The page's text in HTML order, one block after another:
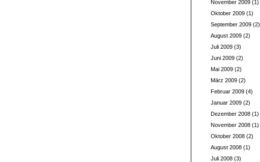
November 2009(1)
Oktober 2009(1)
September 2009(2)
August 2009(2)
Juli 2009(3)
Juni 2009(2)
Mai 2009(2)
März 2009(2)
Februar 2009(4)
Januar 2009(2)
Dezember 2008(1)
November 2008(1)
Oktober 2008(2)
August 2008(1)
Juli 2008(3)